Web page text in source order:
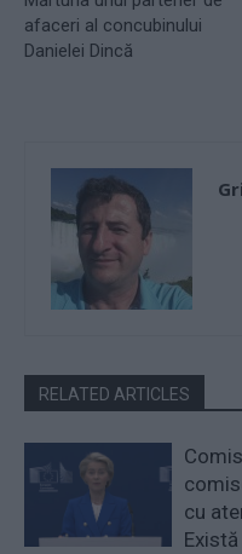
afaceri al concubinului
Danielei Dincă
RELATED ARTICLES
cu